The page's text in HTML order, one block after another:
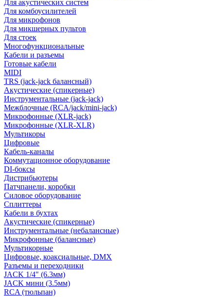
Для акустических систем
Для комбоусилителей
Для микрофонов
Для микшерных пультов
Для стоек
Многофункциональные
Кабели и разъемы
Готовые кабели
MIDI
TRS (jack-jack балансный)
Акустические (спикерные)
Инструментальные (jack-jack)
Межблочные (RCA/jack/mini-jack)
Микрофонные (XLR-jack)
Микрофонные (XLR-XLR)
Мультикоры
Цифровые
Кабель-каналы
Коммутационное оборудование
DI-боксы
Дистрибьютеры
Патчпанели, коробки
Силовое оборудование
Сплиттеры
Кабели в бухтах
Акустические (спикерные)
Инструментальные (небалансные)
Микрофонные (балансные)
Мультикорные
Цифровые, коаксиальные, DMX
Разъемы и переходники
JACK 1/4" (6.3мм)
JACK мини (3.5мм)
RCA (тюльпан)